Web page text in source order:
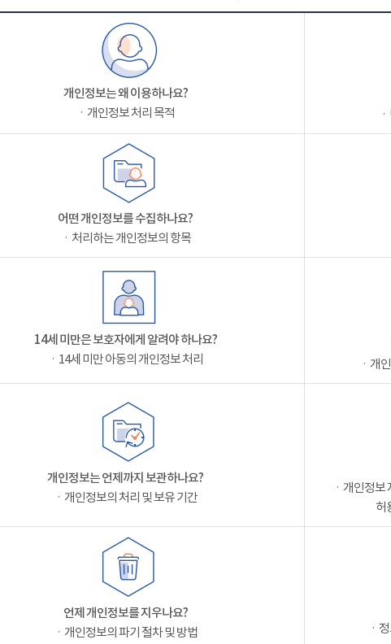
개인정보는 왜 이용하나요?
ㆍ개인정보 처리 목적
어떤 개인정보를 수집하나요?
ㆍ처리하는 개인정보의 항목
14세 미만은 보호자에게 알려야 하나요?
ㆍ14세 미만 아동의 개인정보 처리
ㆍ개
개인정보는 언제까지 보관하나요?
ㆍ개인정보의 처리 및 보유 기간
ㆍ개인정보
허
언제 개인정보를 지우나요?
ㆍ개인정보의 파기 절차 및 방법
ㆍ